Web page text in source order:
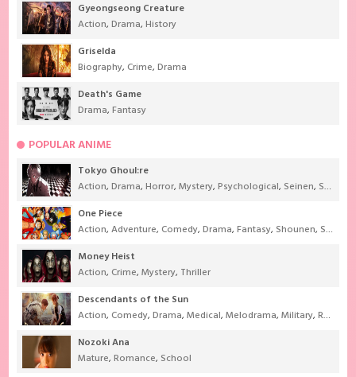
Gyeongseong Creature
Action,Drama,History
Griselda
Biography, Crime,Drama
Death's Game
Drama,Fantasy
POPULAR ANIME
Tokyo Ghoul:re
Action,Drama,Horror,Mystery,Psychological, Seinen, Supernatural
One Piece
Action,Adventure, Comedy,Drama,Fantasy, Shounen, Super Power
Money Heist
Action, Crime,Mystery, Thriller
Descendants of the Sun
Action, Comedy,Drama,Medical,Melodrama,Military,Romance
Nozoki Ana
Mature,Romance, School